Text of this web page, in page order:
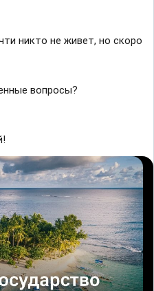
никто не живет, но скоро
вопросы?